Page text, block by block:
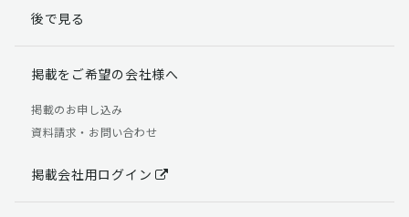
後で見る
掲載をご希望の会社様へ
掲載のお申し込み
資料請求・お問い合わせ
掲載会社用ログイン